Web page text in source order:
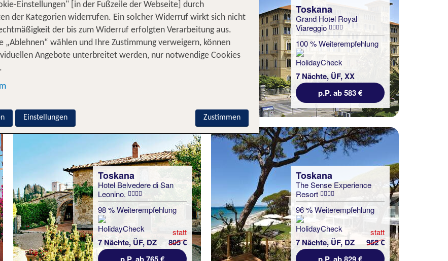
Toskana
Park Hotel Marinetta -
Beach & Spa
96 % Weiterempfehlung
Toskana
Grand Hotel Royal
Viareggio
100 % Weiterempfehlung
7 Nächte, ÜF, XX
p.P. ab 583 €
Toskana
Hotel Belvedere di San
Leonino.
98 % Weiterempfehlung
7 Nächte, ÜF, DZ
statt
805 €
Toskana
The Sense Experience
Resort
96 % Weiterempfehlung
7 Nächte, ÜF, DZ
statt
952 €
Einstellungen" [in der Fußzeile der Webseite] durch
der Kategorien widerrufen. Ein solcher Widerruf wirkt sich nicht
der bis zum Widerruf erfolgten Verarbeitung aus.
„Ablehnen“ wählen und Ihre Zustimmung verweigern, können
Angebote unterbreitet werden, nur notwendige Cookies
Zustimmen
Einstellungen